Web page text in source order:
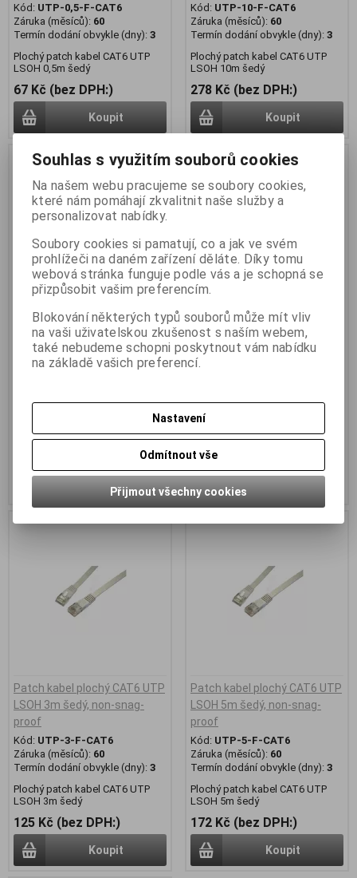
Kód: UTP-0,5-F-CAT6
Záruka (měsíců): 60
Termín dodání obvykle (dny): 3
Plochý patch kabel CAT6 UTP
LSOH 0,5m šedý
67 Kč (bez DPH:)
Koupit
Kód: UTP-10-F-CAT6
Záruka (měsíců): 60
Termín dodání obvykle (dny): 3
Plochý patch kabel CAT6 UTP
LSOH 10m šedý
278 Kč (bez DPH:)
Koupit
Patch kabel plochý CAT6 UTP
LSOH 1m šedý, non-snag-
proof
Termín dodání obvykle (dny):3
LSOH 1m šedý
Patch kabel plochý CAT6 UTP
LSOH 2m šedý, non-snag-
proof
Termín dodání obvykle (dny):3
Plochý patch kabel CAT6 UTP
LSOH 2m šedý
104 Kč (bez DPH:)
Patch kabel plochý CAT6 UTP
LSOH 3m šedý, non-snag-
proof
Kód: UTP-3-F-CAT6
Záruka (měsíců): 60
Termín dodání obvykle (dny): 3
Plochý patch kabel CAT6 UTP
LSOH 3m šedý
125 Kč (bez DPH:)
Koupit
Patch kabel plochý CAT6 UTP
LSOH 5m šedý, non-snag-
proof
Kód: UTP-5-F-CAT6
Záruka (měsíců): 60
Termín dodání obvykle (dny): 3
Plochý patch kabel CAT6 UTP
LSOH 5m šedý
172 Kč (bez DPH:)
Koupit
Souhlas s využitím souborů cookies
Na našem webu pracujeme se soubory cookies,
které nám pomáhají zkvalitnit naše služby a
personalizovat nabídky.
Soubory cookies si pamatují, co a jak ve svém
prohlížeči na daném zařízení děláte. Díky tomu
webová stránka funguje podle vás a je schopná se
přizpůsobit vašim preferencím.
Blokování některých typů souborů může mít vliv
na vaši uživatelskou zkušenost s naším webem,
také nebudeme schopni poskytnout vám nabídku
na základě vašich preferencí.
Nastavení
Odmítnout vše
Přijmout všechny cookies